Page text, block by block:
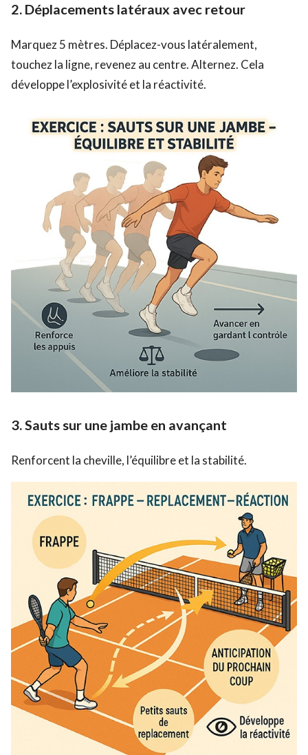
2. Déplacements latéraux avec retour
Marquez 5 mètres. Déplacez-vous latéralement,
touchez la ligne, revenez au centre. Alternez. Cela
développe l’explosivité et la réactivité.
3.Sauts sur une jambe en avançant
Renforcent la cheville, l’équilibre et la stabilité.